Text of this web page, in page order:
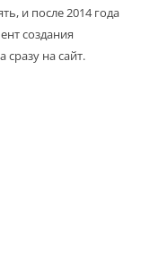
и после 2014 года
создания
на сайт.